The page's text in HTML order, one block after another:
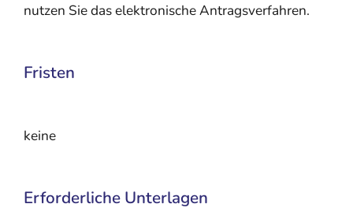
nutzen Sie das elektronische Antragsverfahren.
Fristen
keine
Erforderliche Unterlagen